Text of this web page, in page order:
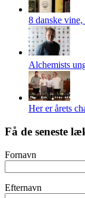
8 danske vine,
Alchemists
Her er årets
Få de seneste
Fornavn
Efternavn